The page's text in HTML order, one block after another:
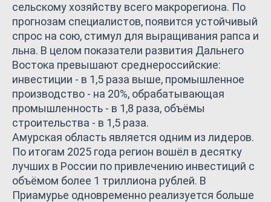
сельскому хозяйству всего макрорегиона. По
прогнозам специалистов, появится устойчивый
спрос на сою, стимул для выращивания рапса и
льна. В целом показатели развития Дальнего
Востока превышают среднероссийские:
инвестиции - в 1,5 раза выше, промышленное
производство - на 20%, обрабатывающая
промышленность - в 1,8 раза, объёмы
строительства - в 1,5 раза.
Амурская область является одним из лидеров.
По итогам 2025 года регион вошёл в десятку
лучших в России по привлечению инвестиций с
объёмом более 1 триллиона рублей. В
Приамурье одновременно реализуется больше